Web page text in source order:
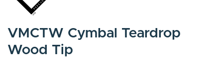
VMCTW Cymbal Teardrop
Wood Tip